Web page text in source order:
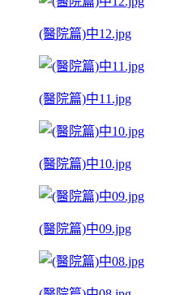
(醫院篇)中12.jpg
(醫院篇)中11.jpg
(醫院篇)中10.jpg
(醫院篇)中09.jpg